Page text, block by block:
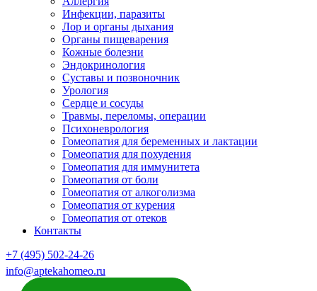
Инфекции, паразиты
Лор и органы дыхания
Органы пищеварения
Кожные болезни
Эндокринология
Суставы и позвоночник
Урология
Сердце и сосуды
Травмы, переломы, операции
Психоневрология
Гомеопатия для беременных и лактации
Гомеопатия для похудения
Гомеопатия для иммунитета
Гомеопатия от боли
Гомеопатия от алкоголизма
Гомеопатия от курения
Гомеопатия от отеков
Контакты
+7 (495) 502-24-26
info@aptekahomeo.ru